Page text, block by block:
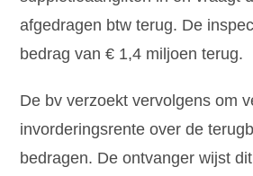
afgedragen btw terug. De
bedrag van € 1,4 miljoen terug.
De bv verzoekt vervolgens om
invorderingsrente over de
bedragen. De ontvanger wijst